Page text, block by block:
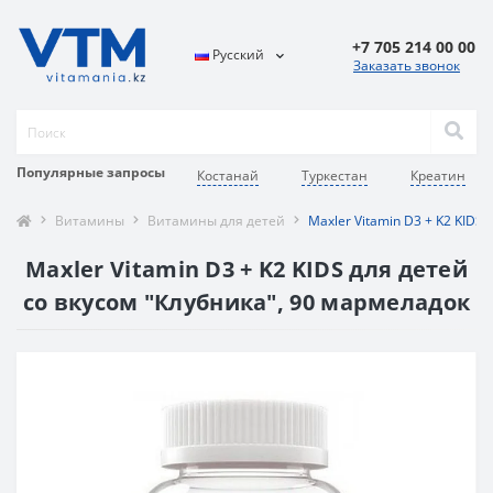
Популярные запросы Костанай Туркестан Креатин
Русский +7 705 214 00 00
Заказать звонок
Витамины Витамины для детей Maxler Vitamin D3 + K2
Maxler Vitamin D3 + K2 KIDS для детей
со вкусом "Клубника", 90 мармеладок